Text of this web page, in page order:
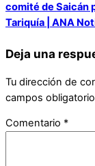
comité de Saicán
Tariquía | ANA
Deja una
Tu dirección de
campos
Comentario *